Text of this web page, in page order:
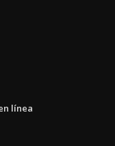
línea